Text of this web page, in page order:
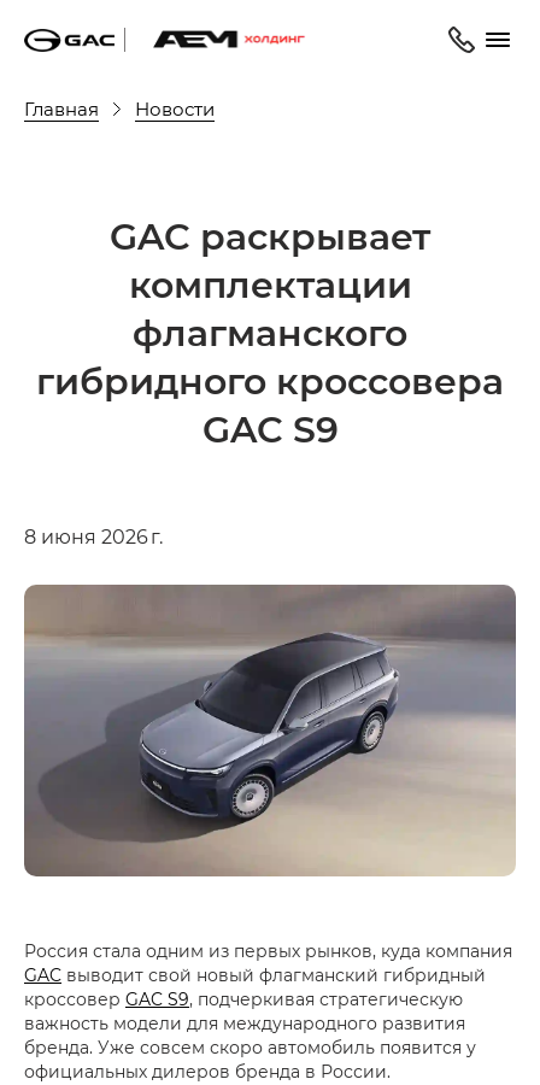
Главная Новости
GAC раскрывает
комплектации
флагманского
гибридного кроссовера
GAC S9
8 июня 2026 г.
Россия стала одним из первых рынков, куда компания
GAC выводит свой новый флагманский гибридный
кроссовер GAC S9, подчеркивая стратегическую
важность модели для международного развития
бренда. Уже совсем скоро автомобиль появится у
официальных дилеров бренда в России.